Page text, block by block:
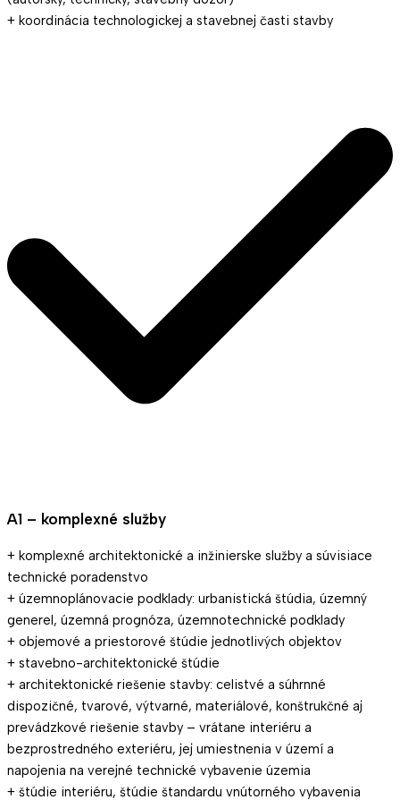
+ koordinácia technologickej a stavebnej časti stavby
A1 – komplexné služby
+ komplexné architektonické a inžinierske služby a súvisiace
technické poradenstvo
+ územnoplánovacie podklady: urbanistická štúdia, územný
generel, územná prognóza, územnotechnické podklady
+ objemové a priestorové štúdie jednotlivých objektov
+ stavebno-architektonické štúdie
+ architektonické riešenie stavby: celistvé a súhrnné
dispozičné, tvarové, výtvarné, materiálové, konštrukčné aj
prevádzkové riešenie stavby – vrátane interiéru a
bezprostredného exteriéru, jej umiestnenia v území a
napojenia na verejné technické vybavenie územia
+ štúdie interiéru, štúdie štandardu vnútorného vybavenia